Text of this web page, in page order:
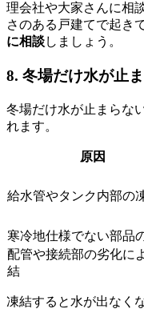
理会社や大家さんに相
さのある戸建てで起き
に相談しましょう。
8. 冬場だけ水が止
冬場だけ水が止まらな
れます。
原因
給水管やタンク内部の
寒冷地仕様でない部品
配管や接続部の劣化に
結
凍結すると水が出なく